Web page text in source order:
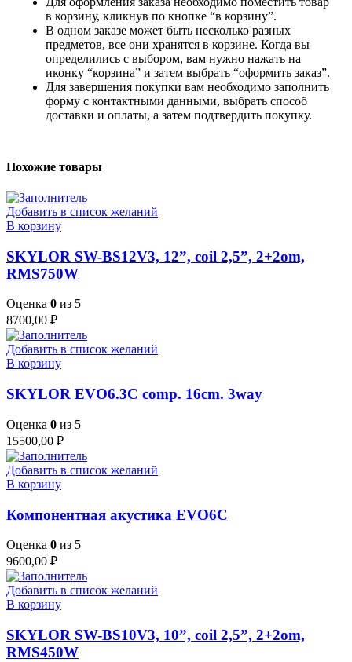
в корзину, кликнув по кнопке “в корзину”.
В одном заказе может быть несколько разных
предметов, все они хранятся в корзине. Когда вы
определились с выбором, вам нужно нажать на
иконку “корзина” и затем выбрать “оформить заказ”.
Для завершения покупки вам необходимо заполнить
форму с контактными данными, выбрать способ
доставки и оплаты, а затем подтвердить покупку.
Похожие товары
Добавить в список желаний
В корзину
SKYLOR SW-BS12V3, 12”, coil 2,5”, 2+2om,
RMS750W
Оценка 0 из 5
8700,00 ₽
Добавить в список желаний
В корзину
SKYLOR EVO6.3C comp. 16cm. 3way
Оценка 0 из 5
15500,00 ₽
Добавить в список желаний
В корзину
Компонентная акустика EVO6C
Оценка 0 из 5
9600,00 ₽
Добавить в список желаний
В корзину
SKYLOR SW-BS10V3, 10”, coil 2,5”, 2+2om,
RMS450W